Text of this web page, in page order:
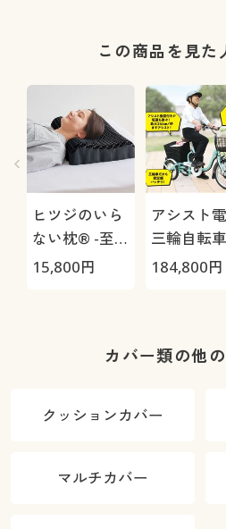
この商品を見
ヒツジのいら
ない枕® -至
極-
15,800円
アシスト
三輪自転車
184,800円
カバー類の他
クッションカバー
マルチカバー